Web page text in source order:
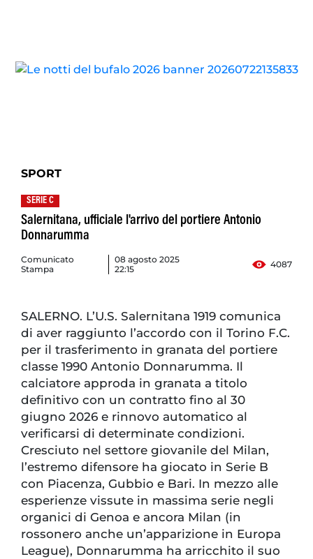
SPORT
SERIE C
Salernitana, ufficiale l'arrivo del portiere Antonio
Donnarumma
Comunicato
Stampa
08 agosto 2025
22:15
4087
SALERNO. L’U.S. Salernitana 1919 comunica
di aver raggiunto l’accordo con il Torino F.C.
per il trasferimento in granata del portiere
classe 1990 Antonio Donnarumma. Il
calciatore approda in granata a titolo
definitivo con un contratto fino al 30
giugno 2026 e rinnovo automatico al
verificarsi di determinate condizioni.
Cresciuto nel settore giovanile del Milan,
l’estremo difensore ha giocato in Serie B
con Piacenza, Gubbio e Bari. In mezzo alle
esperienze vissute in massima serie negli
organici di Genoa e ancora Milan (in
rossonero anche un’apparizione in Europa
League), Donnarumma ha arricchito il suo